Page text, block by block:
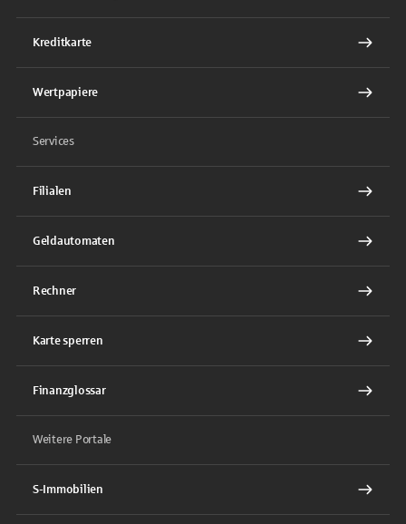
Kreditkarte
Wertpapiere
Services
Filialen
Geldautomaten
Rechner
Karte sperren
Finanzglossar
Weitere Portale
S-Immobilien